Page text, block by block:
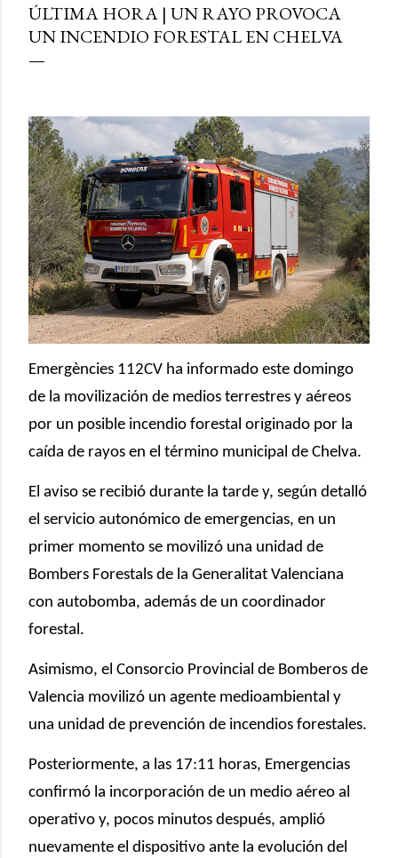
ÚLTIMA HORA | UN RAYO PROVOCA
UN INCENDIO FORESTAL EN CHELVA
Emergències 112CV ha informado este domingo
de la movilización de medios terrestres y aéreos
por un posible incendio forestal originado por la
caída de rayos en el término municipal de Chelva.
El aviso se recibió durante la tarde y, según detalló
el servicio autonómico de emergencias, en un
primer momento se movilizó una unidad de
Bombers Forestals de la Generalitat Valenciana
con autobomba, además de un coordinador
forestal.
Asimismo, el Consorcio Provincial de Bomberos de
Valencia movilizó un agente medioambiental y
una unidad de prevención de incendios forestales.
Posteriormente, a las 17:11 horas, Emergencias
confirmó la incorporación de un medio aéreo al
operativo y, pocos minutos después, amplió
nuevamente el dispositivo ante la evolución del